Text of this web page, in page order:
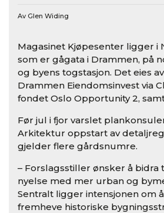
Av Glen Widing
Magasinet Kjøpesenter ligger i
som er gågata i Drammen, på
og byens togstasjon. Det eies
Drammen Eiendomsinvest via
fondet Oslo Opportunity 2,
Før jul i fjor varslet
Arkitektur oppstart av
gjelder flere gårdsnumre.
– Forslagsstiller ønsker å bidra
nyelse med mer urban og
Sentralt ligger intensjonen om
fremheve historiske